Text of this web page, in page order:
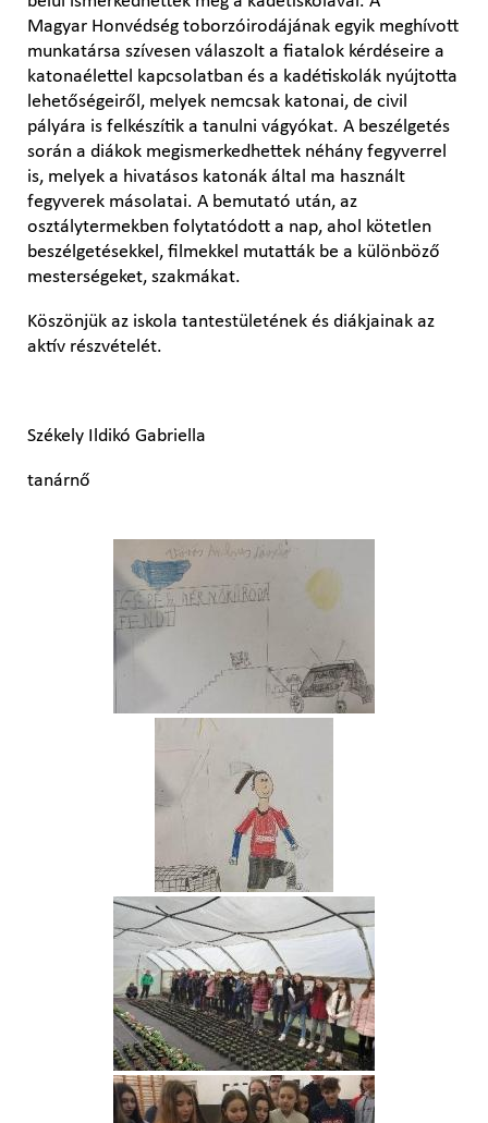
Magyar Honvédség toborzóirodájának egyik meghívott
munkatársa szívesen válaszolt a fiatalok kérdéseire a
katonaélettel kapcsolatban és a kadétiskolák nyújtotta
lehetőségeiről, melyek nemcsak katonai, de civil
pályára is felkészítik a tanulni vágyókat. A beszélgetés
során a diákok megismerkedhettek néhány fegyverrel
is, melyek a hivatásos katonák által ma használt
fegyverek másolatai. A bemutató után, az
osztálytermekben folytatódott a nap, ahol kötetlen
beszélgetésekkel, filmekkel mutatták be a különböző
mesterségeket, szakmákat.
Köszönjük az iskola tantestületének és diákjainak az
aktív részvételét.
Székely Ildikó Gabriella
tanárnő